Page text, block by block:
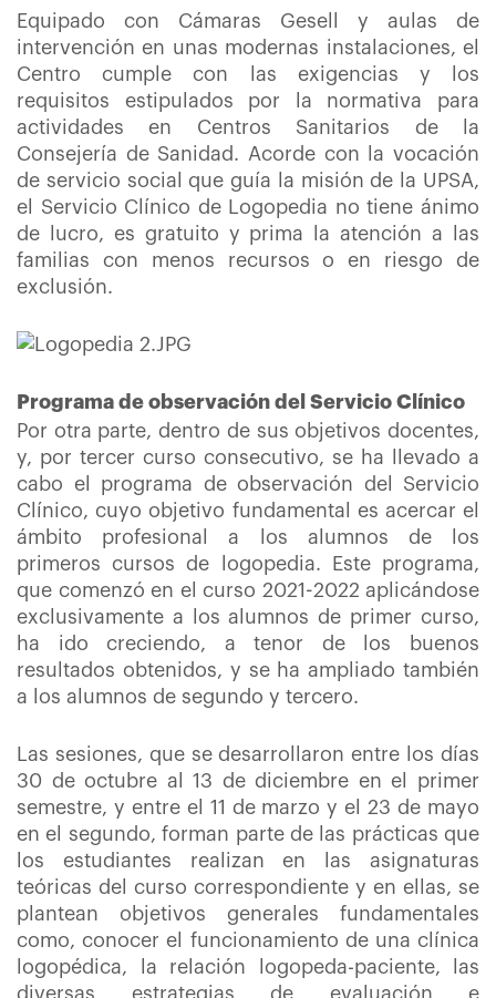
Equipado con Cámaras Gesell y aulas de
intervención en unas modernas instalaciones, el
Centro cumple con las exigencias y los
requisitos estipulados por la normativa para
actividades en Centros Sanitarios de la
Consejería de Sanidad. Acorde con la vocación
de servicio social que guía la misión de la UPSA,
el Servicio Clínico de Logopedia no tiene ánimo
de lucro, es gratuito y prima la atención a las
familias con menos recursos o en riesgo de
exclusión.
Programa de observación del Servicio Clínico
Por otra parte, dentro de sus objetivos docentes,
y, por tercer curso consecutivo, se ha llevado a
cabo el programa de observación del Servicio
Clínico, cuyo objetivo fundamental es acercar el
ámbito profesional a los alumnos de los
primeros cursos de logopedia. Este programa,
que comenzó en el curso 2021-2022 aplicándose
exclusivamente a los alumnos de primer curso,
ha ido creciendo, a tenor de los buenos
resultados obtenidos, y se ha ampliado también
a los alumnos de segundo y tercero.
Las sesiones, que se desarrollaron entre los días
30 de octubre al 13 de diciembre en el primer
semestre, y entre el 11 de marzo y el 23 de mayo
en el segundo, forman parte de las prácticas que
los estudiantes realizan en las asignaturas
teóricas del curso correspondiente y en ellas, se
plantean objetivos generales fundamentales
como, conocer el funcionamiento de una clínica
logopédica, la relación logopeda-paciente, las
diversas estrategias de evaluación e